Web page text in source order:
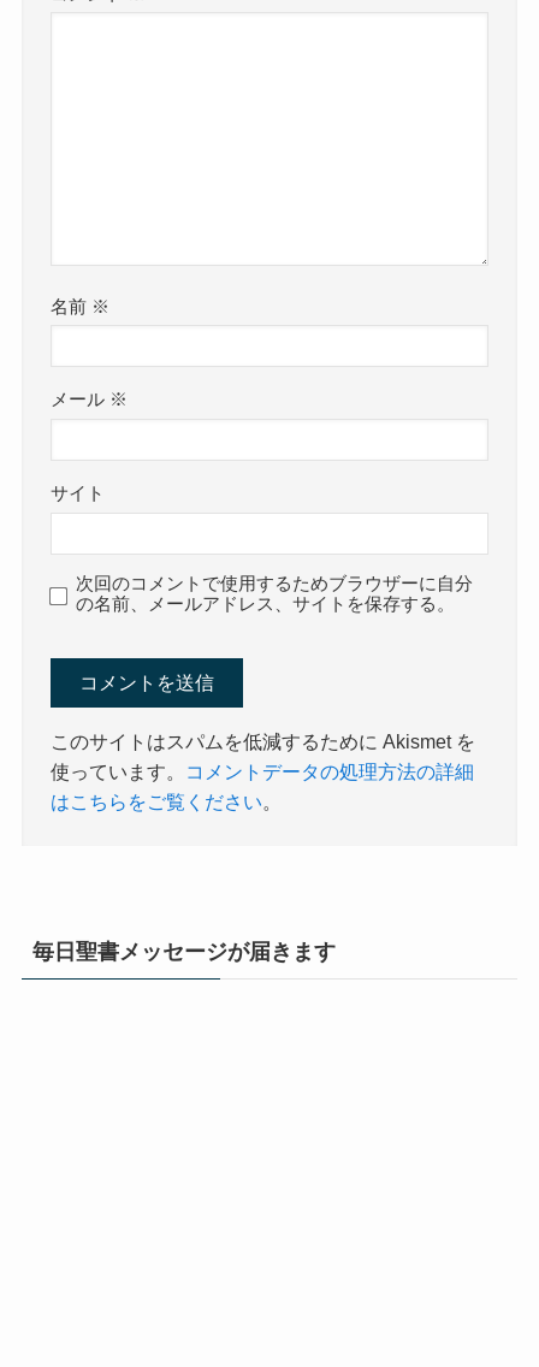
名前 ※
メール ※
サイト
次回のコメントで使用するためブラウザーに自分
の名前、メールアドレス、サイトを保存する。
このサイトはスパムを低減するために Akismet を
使っています。
コメントデータの処理方法の詳細
はこちらをご覧ください。
毎日聖書メッセージが届きます